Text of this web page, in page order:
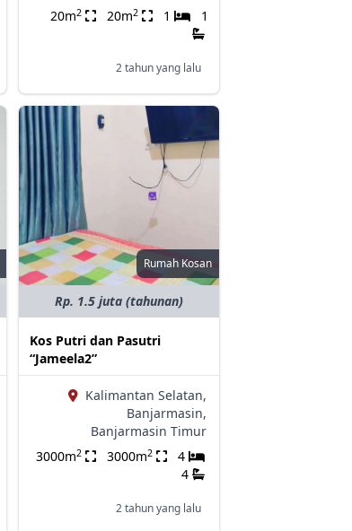
20m2 20m2 1 1
2 tahun yang lalu
Rumah Kosan
Rp. 1.5 juta (tahunan)
Kos Putri dan Pasutri
“Jameela2”
Kalimantan Selatan,
Banjarmasin,
Banjarmasin Timur
3000m2 3000m2
4
4
2 tahun yang lalu